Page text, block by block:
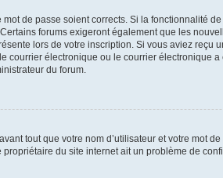
de passe soient corrects. Si la fonctionnalité
forums exigeront également que les
lors de votre inscription. Si vous aviez
courrier électronique ou le courrier électronique
du forum.
tout que votre nom d’utilisateur et votre mot
du site internet ait un problème de